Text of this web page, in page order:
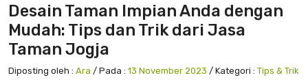
Desain Taman Impian Anda dengan
Mudah: Tips dan Trik dari Jasa
Taman Jogja
Diposting oleh : Ara / Pada : 13 November 2023 / Kategori : Tips & Trik